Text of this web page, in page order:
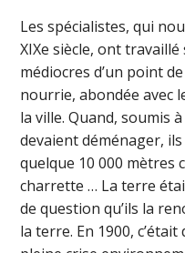
Les spécialistes, qui
XIXe siècle, ont
médiocres d’un point
nourrie, abondée avec
la ville. Quand, soumis
devaient déménager,
quelque 10 000 mètres
charrette … La terre
de question qu’ils la
la terre. En 1900,